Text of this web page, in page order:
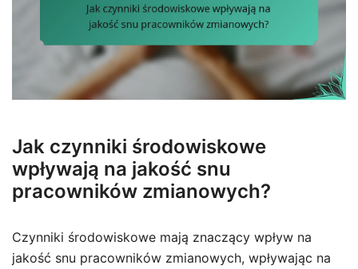
Jak czynniki środowiskowe
wpływają na jakość snu
pracowników zmianowych?
Czynniki środowiskowe mają znaczący wpływ na
jakość snu pracowników zmianowych, wpływając na